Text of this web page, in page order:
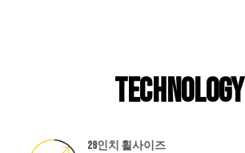
TECHNOLOGY
29인치 휠사이즈